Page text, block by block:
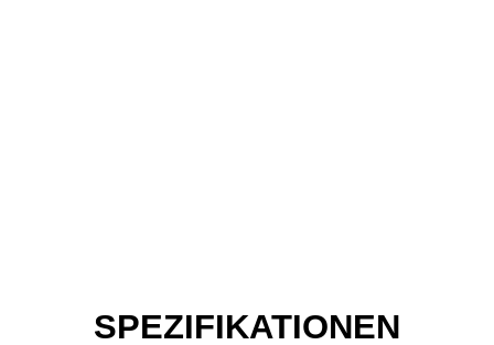
SPEZIFIKATIONEN